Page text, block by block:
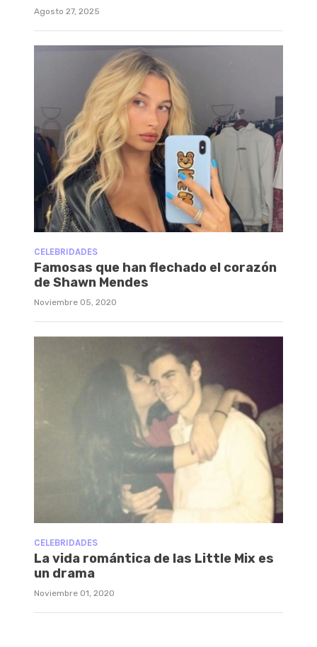
Agosto 27, 2025
CELEBRIDADES
Famosas que han flechado el corazón
de Shawn Mendes
Noviembre 05, 2020
CELEBRIDADES
La vida romántica de las Little Mix es
un drama
Noviembre 01, 2020